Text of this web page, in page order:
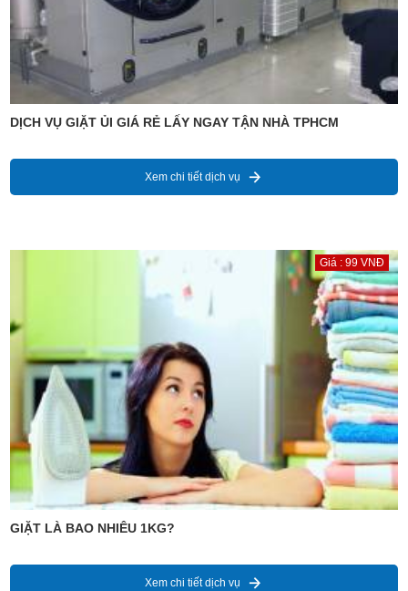
DỊCH VỤ GIẶT ỦI GIÁ RẺ LẤY NGAY TẬN NHÀ TPHCM
Xem chi tiết dịch vụ
Giá : 99 VNĐ
GIẶT LÀ BAO NHIÊU 1KG?
Xem chi tiết dịch vụ